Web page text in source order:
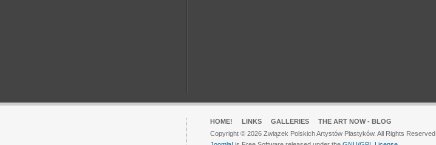
HOME! LINKS GALLERIES
THE ART NOW - BLOG
Copyright © 2026 Związek Polskich Artystów Plastyków. All Rights Reserved.